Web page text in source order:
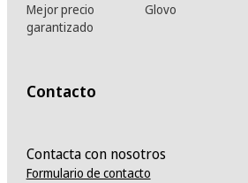
Mejor precio
garantizado
Glovo
Contacto
Contacta con nosotros
Formulario de contacto